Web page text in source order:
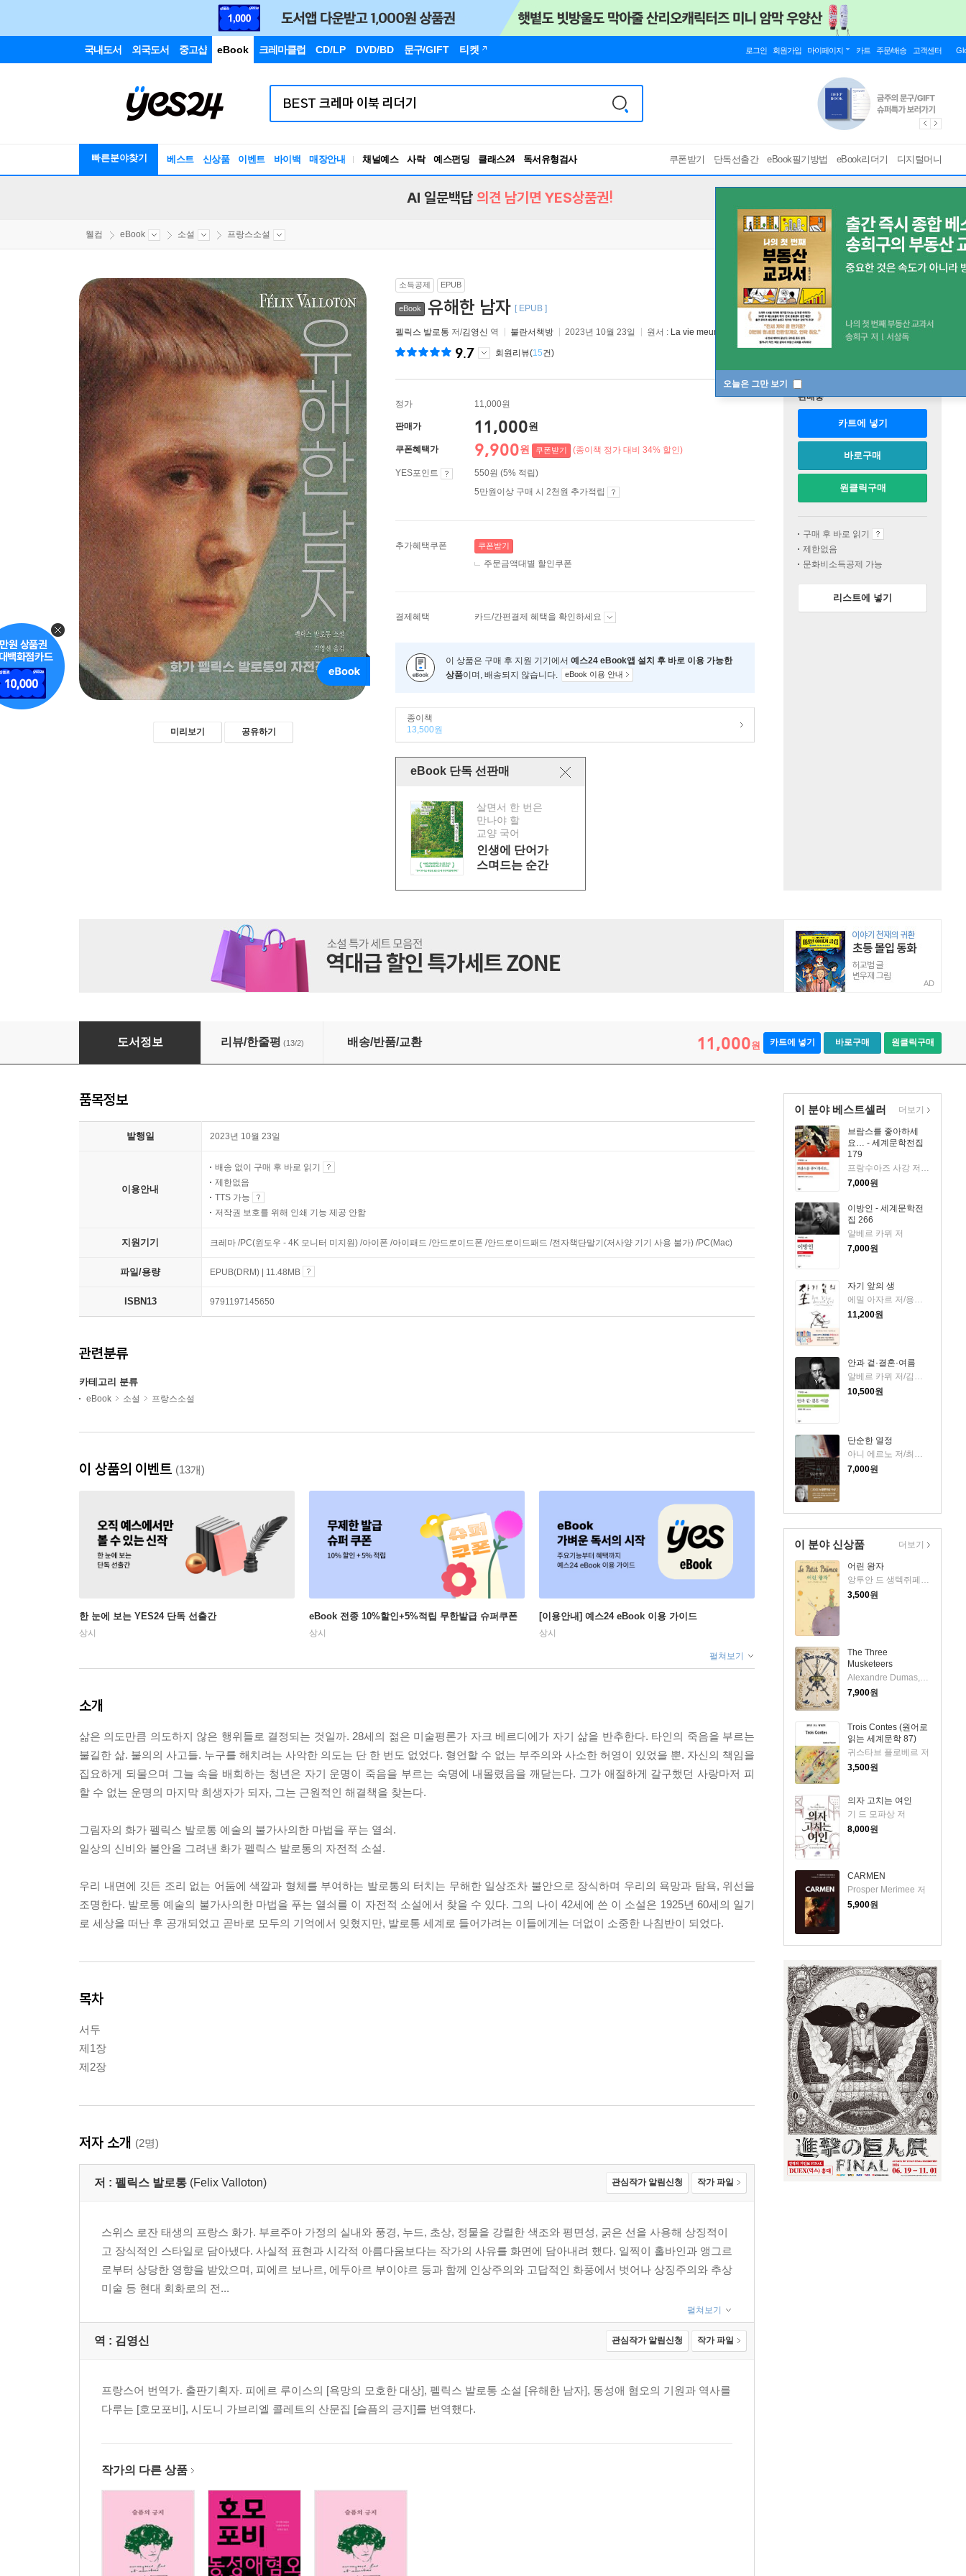
국내도서 외국도서 중고샵 eBook 크레마클럽 CD/LP DVD/BD 문구/GIFT 티켓 로그인 회원가입 마이페이지 카트 주문/배송 고객센터
빠른분야찾기 베스트 신상품 이벤트 바이백 매장안내 채널예스 사락 예스펀딩 클래스24
독서유형검사
RBTI Lab
쿠폰받기 단독선출간 eBook필기방법 eBook리더기 디지털머니
오늘은 그만 보기
AI 일문백답 의견 남기면 YES상품권!
웰컴 eBook 소설 프랑스소설
미리보기 공유하기
소득공제 EPUB
eBook 유해한 남자 [ EPUB ]
펠릭스 발로통 저/김영신 역 불란서책방 2023년 10월 23일 원서 : La vie meurtriere
9.7 회원리뷰(15건)
정가 11,000원
판매가 11,000원
쿠폰혜택가 9,900원 쿠폰받기 (종이책 정가 대비 34% 할인)
YES포인트
550원 (5% 적립)
5만원이상 구매 시 2천원 추가적립
추가혜택쿠폰 쿠폰받기
주문금액대별 할인쿠폰
결제혜택 카드/간편결제 혜택을 확인하세요
이 상품은 구매 후 지원 기기에서 예스24 eBook앱 설치 후 바로 이용 가능한
상품이며, 배송되지 않습니다. eBook 이용 안내
종이책
13,500원
eBook 단독 선판매
살면서 한 번은
만나야 할
교양 국어
인생에 단어가
스며드는 순간
판매중
카트에 넣기
바로구매
원클릭구매
구매 후 바로 읽기
제한없음
문화비소득공제 가능
리스트에 넣기
AD
유해한 남자
도서정보 리뷰/한줄평 (13/2) 배송/반품/교환 11,000원 카트에 넣기 바로구매 원클릭구매
이 분야 베스트셀러
브람스를 좋아하세
요… - 세계문학전집
179
7,000원
이방인 - 세계문학전
집 266
알베르 카뮈 저
7,000원
자기 앞의 생
에밀 아자르 저/용경식 역
11,200원
안과 겉·결혼·여름
알베르 카뮈 저/김화영 역
10,500원
단순한 열정
7,000원
더보기
이 분야 신상품
어린 왕자
앙투안 드 생텍쥐페리 저/김설아 역
3,500원
The Three
Musketeers
Alexandre Dumas,Auguste Maquet 저
7,900원
Trois Contes (원어로
읽는 세계문학 87)
귀스타브 플로베르 저
3,500원
의자 고치는 여인
기 드 모파상 저
8,000원
CARMEN
Prosper Merimee 저
5,900원
더보기
품목정보
발행일 2023년 10월 23일
이용안내
배송 없이 구매 후 바로 읽기
제한없음
TTS 가능
저작권 보호를 위해 인쇄 기능 제공 안함
지원기기 크레마 /PC(윈도우 - 4K 모니터 미지원) /아이폰 /아이패드 /안드로이드폰 /안드로이드패드 /전자책단말기(저사양 기기 사용 불가) /PC(Mac)
파일/용량 EPUB(DRM) | 11.48MB
ISBN13 9791197145650
관련분류
카테고리 분류
eBook 소설 프랑스소설
이 상품의 이벤트 (13개)
한 눈에 보는 YES24 단독 선출간
상시
eBook 전종 10%할인+5%적립 무한발급 슈퍼쿠폰
상시
[이용안내] 예스24 eBook 이용 가이드
상시
펼쳐보기
소개
삶은 의도만큼 의도하지 않은 행위들로 결정되는 것일까. 28세의 젊은 미술평론가 자크 베르디에가 자기 삶을 반추한다. 타인의 죽음을 부르는
불길한 삶. 불의의 사고들. 누구를 해치려는 사악한 의도는 단 한 번도 없었다. 형언할 수 없는 부주의와 사소한 허영이 있었을 뿐. 자신의 책임을
집요하게 되물으며 그늘 속을 배회하는 청년은 자기 운명이 죽음을 부르는 숙명에 내몰렸음을 깨닫는다. 그가 애절하게 갈구했던 사랑마저 피
할 수 없는 운명의 마지막 희생자가 되자, 그는 근원적인 해결책을 찾는다.
그림자의 화가 펠릭스 발로통 예술의 불가사의한 마법을 푸는 열쇠.
일상의 신비와 불안을 그려낸 화가 펠릭스 발로통의 자전적 소설.
우리 내면에 깃든 조리 없는 어둠에 색깔과 형체를 부여하는 발로통의 터치는 무해한 일상조차 불안으로 장식하며 우리의 욕망과 탐욕, 위선을
조명한다. 발로통 예술의 불가사의한 마법을 푸는 열쇠를 이 자전적 소설에서 찾을 수 있다. 그의 나이 42세에 쓴 이 소설은 1925년 60세의 일기
로 세상을 떠난 후 공개되었고 곧바로 모두의 기억에서 잊혔지만, 발로통 세계로 들어가려는 이들에게는 더없이 소중한 나침반이 되었다.
목차
서두
제1장
제2장
저자 소개 (2명)
저 : 펠릭스 발로통 (Felix Valloton) 관심작가 알림신청 작가 파일
스위스 로잔 태생의 프랑스 화가. 부르주아 가정의 실내와 풍경, 누드, 초상, 정물을 강렬한 색조와 평면성, 굵은 선을 사용해 상징적이
고 장식적인 스타일로 담아냈다. 사실적 표현과 시각적 아름다움보다는 작가의 사유를 화면에 담아내려 했다. 일찍이 홀바인과 앵그르
로부터 상당한 영향을 받았으며, 피에르 보나르, 에두아르 부이야르 등과 함께 인상주의와 고답적인 화풍에서 벗어나 상징주의와 추상
미술 등 현대 회화로의 전...
펼쳐보기
역 : 김영신 관심작가 알림신청 작가 파일
프랑스어 번역가. 출판기획자. 피에르 루이스의 [욕망의 모호한 대상], 펠릭스 발로통 소설 [유해한 남자], 동성애 혐오의 기원과 역사를
다루는 [호모포비], 시도니 가브리엘 콜레트의 산문집 [슬픔의 긍지]를 번역했다.
작가의 다른 상품